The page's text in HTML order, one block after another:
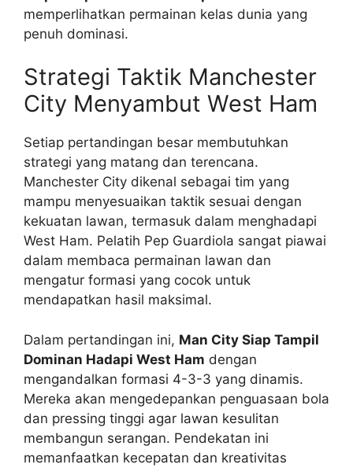
memperlihatkan permainan kelas dunia yang
penuh dominasi.
Strategi Taktik Manchester
City Menyambut West Ham
Setiap pertandingan besar membutuhkan
strategi yang matang dan terencana.
Manchester City dikenal sebagai tim yang
mampu menyesuaikan taktik sesuai dengan
kekuatan lawan, termasuk dalam menghadapi
West Ham. Pelatih Pep Guardiola sangat piawai
dalam membaca permainan lawan dan
mengatur formasi yang cocok untuk
mendapatkan hasil maksimal.
Dalam pertandingan ini, Man City Siap Tampil
Dominan Hadapi West Ham dengan
mengandalkan formasi 4-3-3 yang dinamis.
Mereka akan mengedepankan penguasaan bola
dan pressing tinggi agar lawan kesulitan
membangun serangan. Pendekatan ini
memanfaatkan kecepatan dan kreativitas